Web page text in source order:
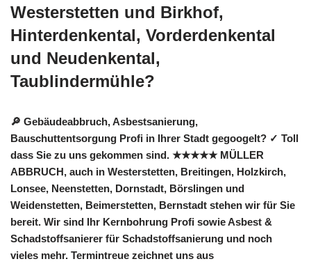
Westerstetten und Birkhof,
Hinterdenkental, Vorderdenkental
und Neudenkental,
Taublindermühle?
🔎 Gebäudeabbruch, Asbestsanierung,
Bauschuttentsorgung Profi in Ihrer Stadt gegoogelt? ✓ Toll
dass Sie zu uns gekommen sind. ★★★★★ MÜLLER
ABBRUCH, auch in Westerstetten, Breitingen, Holzkirch,
Lonsee, Neenstetten, Dornstadt, Börslingen und
Weidenstetten, Beimerstetten, Bernstadt stehen wir für Sie
bereit. Wir sind Ihr Kernbohrung Profi sowie Asbest &
Schadstoffsanierer für Schadstoffsanierung und noch
vieles mehr. Termintreue zeichnet uns aus